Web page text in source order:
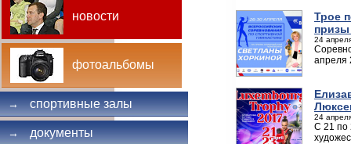
новости
фотоальбомы
→ спортивные залы
→ документы
Трое
24
апреля
24
С 21 по